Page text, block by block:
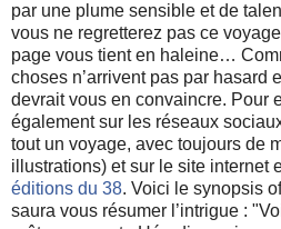
par une plume sensible et de
vous ne regretterez pas ce
page vous tient en haleine…
choses n’arrivent pas par hasard
devrait vous en convaincre. Pour
également sur les réseaux
tout un voyage, avec toujours de
illustrations) et sur le site internet
éditions du 38. Voici le synopsis
saura vous résumer l’intrigue :